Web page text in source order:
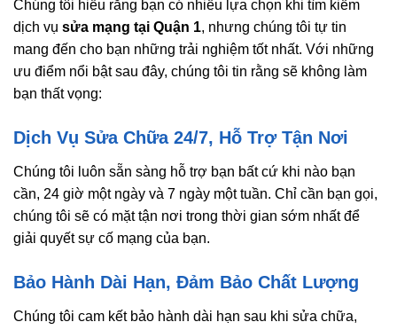
Chúng tôi hiểu rằng bạn có nhiều lựa chọn khi tìm kiếm
dịch vụ sửa mạng tại Quận 1, nhưng chúng tôi tự tin
mang đến cho bạn những trải nghiệm tốt nhất. Với những
ưu điểm nổi bật sau đây, chúng tôi tin rằng sẽ không làm
bạn thất vọng:
Dịch Vụ Sửa Chữa 24/7, Hỗ Trợ Tận Nơi
Chúng tôi luôn sẵn sàng hỗ trợ bạn bất cứ khi nào bạn
cần, 24 giờ một ngày và 7 ngày một tuần. Chỉ cần bạn gọi,
chúng tôi sẽ có mặt tận nơi trong thời gian sớm nhất để
giải quyết sự cố mạng của bạn.
Bảo Hành Dài Hạn, Đảm Bảo Chất Lượng
Chúng tôi cam kết bảo hành dài hạn sau khi sửa chữa,